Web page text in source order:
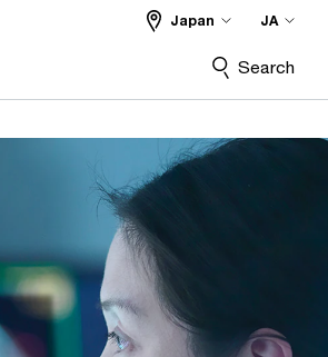
Japan JA
Search